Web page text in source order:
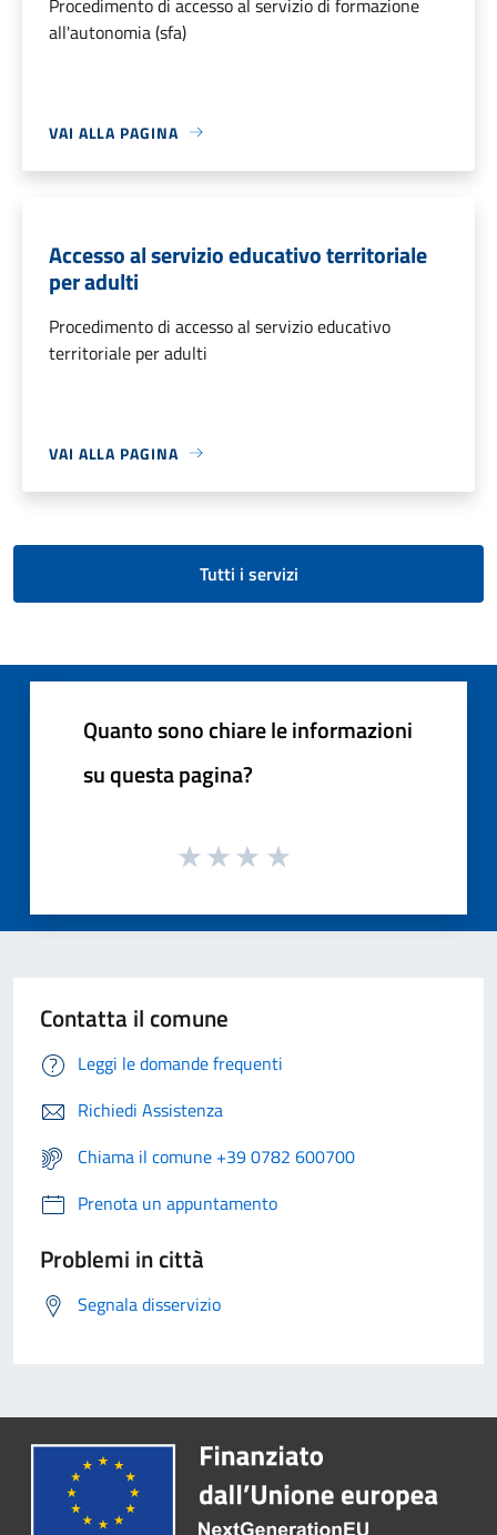
all'autonomia (sfa)
VAI ALLA PAGINA
Accesso al servizio educativo territoriale
per adulti
Procedimento di accesso al servizio educativo
territoriale per adulti
VAI ALLA PAGINA
Tutti i servizi
Quanto sono chiare le informazioni
su questa pagina?
Contatta il comune
Leggi le domande frequenti
Richiedi Assistenza
Chiama il comune +39 0782 600700
Prenota un appuntamento
Problemi in città
Segnala disservizio